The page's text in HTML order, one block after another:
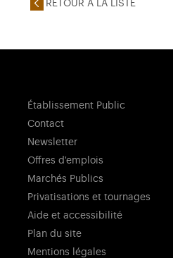
RETOUR A LA LISTE
Établissement Public
Contact
Newsletter
Offres d'emplois
Marchés Publics
Privatisations et tournages
Aide et accessibilité
Plan du site
Mentions légales